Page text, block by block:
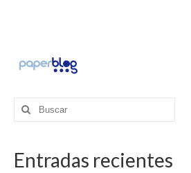
Buscar
por:
Entradas recientes